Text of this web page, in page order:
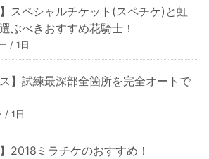
】スペシャルチケット(スペチケ)と虹
ぶべきおすすめ花騎士！
/ 1日
ス】試練最深部全箇所を完全オートで
/ 1日
】2018ミラチケのおすすめ！